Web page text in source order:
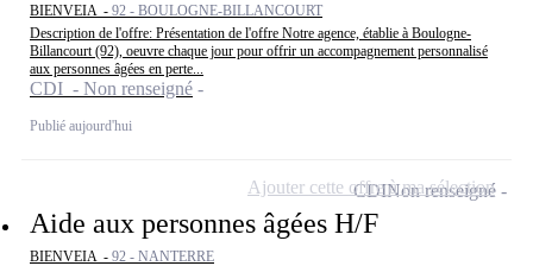
BIENVEIA - 92 - BOULOGNE-BILLANCOURT
Description de l'offre: Présentation de l'offre Notre agence, établie à Boulogne-
Billancourt (92), oeuvre chaque jour pour offrir un accompagnement personnalisé
aux personnes âgées en perte...
CDI - Non renseigné
Publié aujourd'hui
Aide aux personnes âgées H/F
BIENVEIA - 92 - NANTERRE
CDINon renseigné
Ajouter cette offre à ma sélection